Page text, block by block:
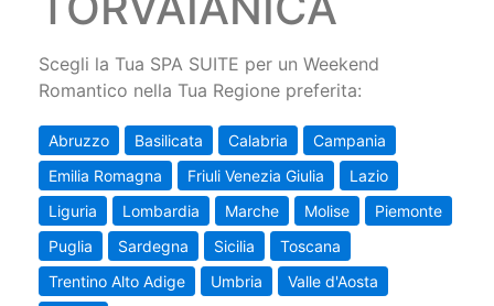
Scegli la Tua SPA SUITE per un Weekend
Romantico nella Tua Regione preferita:
Abruzzo Basilicata Calabria
Campania
Emilia Romagna
Friuli Venezia Giulia
Lazio
Liguria
Lombardia Marche Molise
Piemonte
Puglia
Sardegna Sicilia
Toscana
Trentino Alto Adige
Umbria
Valle d'Aosta